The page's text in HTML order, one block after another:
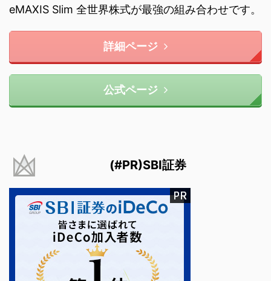
eMAXIS Slim 全世界株式が最強の組み合わせです。
詳細ページ
公式ページ
(#PR)SBI証券